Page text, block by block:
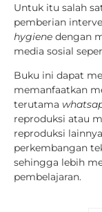
Untuk itu salah
pemberian
hygiene dengan
media sosial
Buku ini dapat
memanfaatkan
terutama
reproduksi atau
reproduksi
perkembangan
sehingga lebih
pembelajaran.